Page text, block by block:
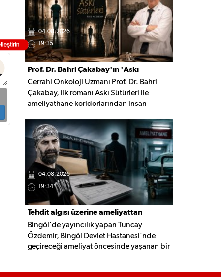
başarılar için çalışmalarını sürdürüyor.
04.08.2026
19:35
Prof. Dr. Bahri Çakabay'ın 'Askı
Sütürleri' kitabı çıktı
Cerrahi Onkoloji Uzmanı Prof. Dr. Bahri
Çakabay, ilk romanı Askı Sütürleri ile
ameliyathane koridorlarından insan
dostluk ve yaşam üzerine kurulu çok
katmanlı bir anlatıya imza attı.
04.08.2026
19:34
Tehdit algısı üzerine ameliyattan
vazgeçti, şikâyetçi oldu
Bingöl'de yayıncılık yapan Tuncay
Özdemir, Bingöl Devlet Hastanesi'nde
geçireceği ameliyat öncesinde yaşanan bir